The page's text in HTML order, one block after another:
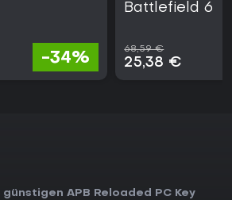
-34%
Battlefield 6
68,59 €
25,38 €
günstigen APB Reloaded PC Key